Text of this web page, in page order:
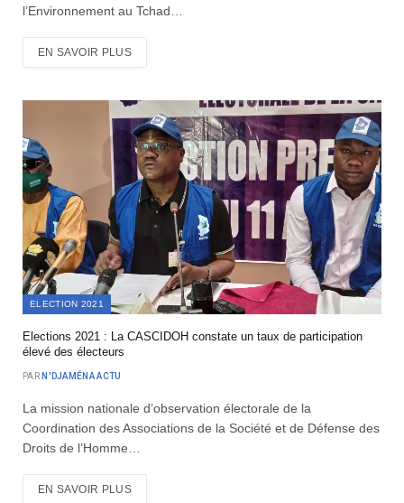
l’Environnement au Tchad…
EN SAVOIR PLUS
ELECTION 2021
Elections 2021 : La CASCIDOH constate un taux de participation
élevé des électeurs
PAR N'DJAMÉNA ACTU
La mission nationale d’observation électorale de la
Coordination des Associations de la Société et de Défense des
Droits de l’Homme…
EN SAVOIR PLUS